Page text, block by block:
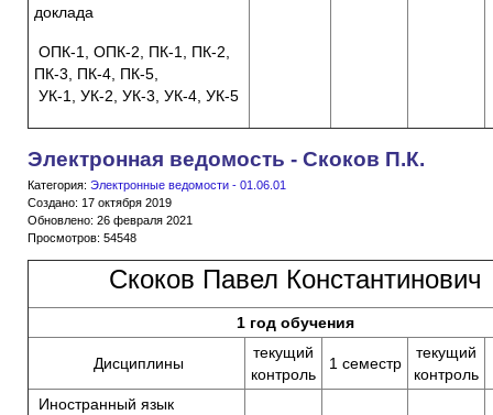
доклада
ОПК-1, ОПК-2, ПК-1, ПК-2,
ПК-3, ПК-4, ПК-5,
УК-1, УК-2, УК-3, УК-4, УК-5
Электронная ведомость - Скоков П.К.
Категория: Электронные ведомости - 01.06.01
Создано: 17 октября 2019
Обновлено: 26 февраля 2021
Просмотров: 54548
Скоков Павел Константинович
1 год обучения
Дисциплины
текущий
контроль
1 семестр
текущий
контроль
Иностранный язык